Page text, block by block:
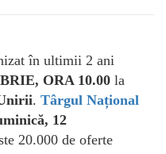
în ultimii 2 ani
ORA 10.00 la
. Târgul Național
12
20.000 de oferte